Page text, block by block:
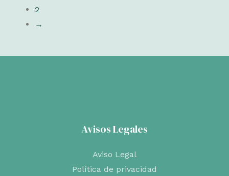
2
→
Avisos Legales
Aviso Legal
Política de privacidad